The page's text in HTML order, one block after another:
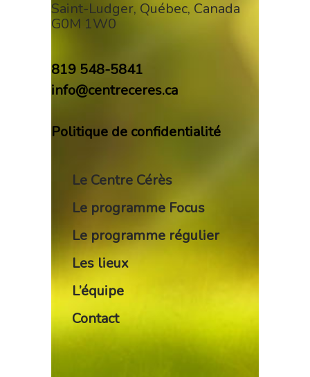
Saint-Ludger, Québec, Canada
G0M 1W0
819 548-5841
info@centreceres.ca
Politique de confidentialité
Le Centre Cérès
Le programme Focus
Le programme régulier
Les lieux
L’équipe
Contact